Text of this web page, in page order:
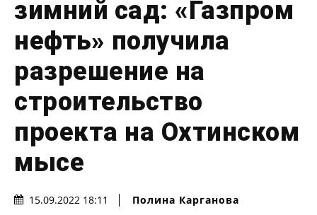
зимний сад: «Газпром
нефть» получила
разрешение на
строительство
проекта на Охтинском
мысе
15.09.2022 18:11 Полина Карганова